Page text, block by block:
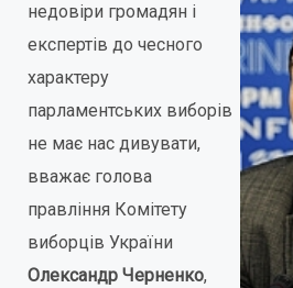
недовіри громадян і
експертів до чесного
характеру
парламентських виборів
не має нас дивувати,
вважає голова
правління Комітету
виборців України
Олександр Черненко,